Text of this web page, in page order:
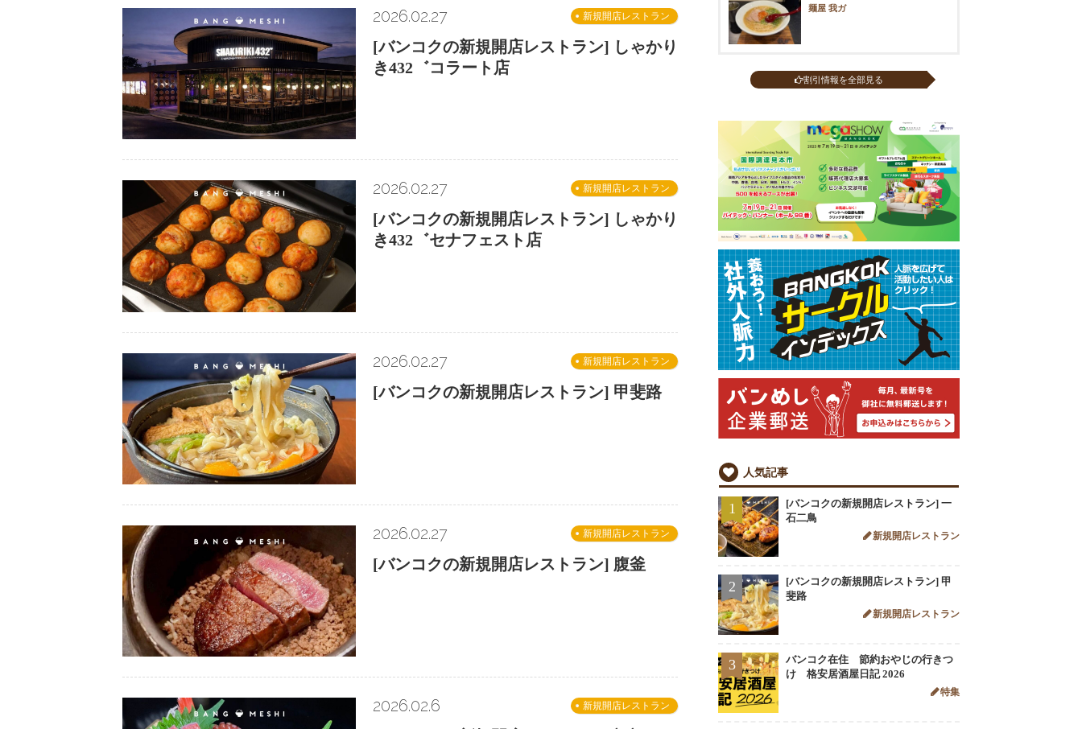
麺屋 我ガ
割引情報を全部見る
新規開店レストラン
2026.02.27
[バンコクの新規開店レストラン] しゃかり
き432゛コラート店
新規開店レストラン
2026.02.27
[バンコクの新規開店レストラン] しゃかり
き432゛セナフェスト店
新規開店レストラン
2026.02.27
[バンコクの新規開店レストラン] 甲斐路
新規開店レストラン
2026.02.27
[バンコクの新規開店レストラン] 腹釜
新規開店レストラン
2026.02.6
人気記事
1
[バンコクの新規開店レストラン] 一
石二鳥
新規開店レストラン
2
[バンコクの新規開店レストラン] 甲
斐路
新規開店レストラン
3
バンコク在住 節約おやじの行きつ
け 格安居酒屋日記 2026
特集